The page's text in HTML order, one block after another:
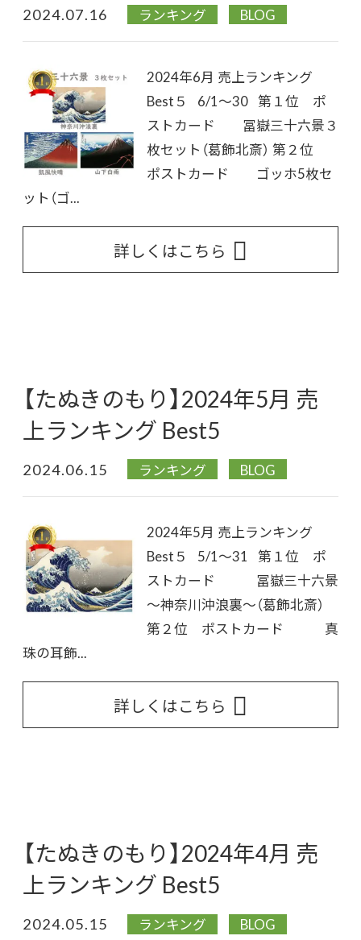
2024.07.16 ランキング BLOG
2024年6月 売上ランキング
Best５ 6/1～30 第１位 ポ
ストカード 冨嶽三十六景３
枚セット（葛飾北斎） 第２位
ポストカード ゴッホ5枚セ
ット（ゴ...
詳しくはこちら
【たぬきのもり】2024年5月 売
上ランキング Best5
2024.06.15 ランキング BLOG
2024年5月 売上ランキング
Best５ 5/1～31 第１位 ポ
ストカード 冨嶽三十六景
～神奈川沖浪裏～（葛飾北斎）
第２位 ポストカード 真
珠の耳飾...
詳しくはこちら
【たぬきのもり】2024年4月 売
上ランキング Best5
2024.05.15 ランキング BLOG